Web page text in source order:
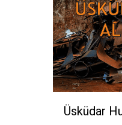
Üsküdar